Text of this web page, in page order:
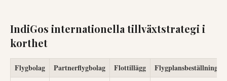
IndiGos internationella tillväxtstrategi i
korthet
Flygbolag Partnerflygbolag Flottillägg Flygplansbeställning